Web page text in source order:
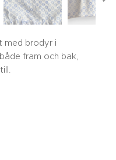
med brodyr i
fram och bak,